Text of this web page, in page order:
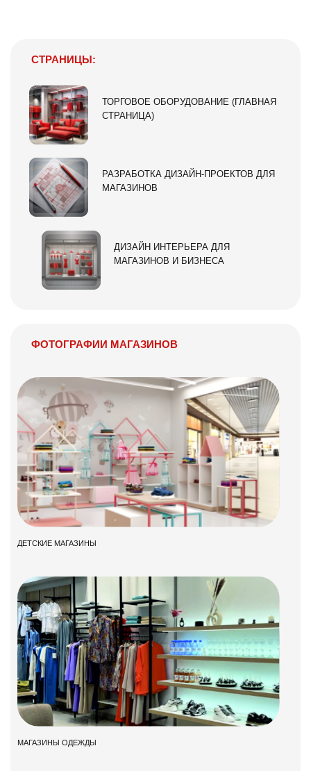
СТРАНИЦЫ:
ТОРГОВОЕ ОБОРУДОВАНИЕ (ГЛАВНАЯ
СТРАНИЦА)
РАЗРАБОТКА ДИЗАЙН-ПРОЕКТОВ ДЛЯ
МАГАЗИНОВ
ДИЗАЙН ИНТЕРЬЕРА ДЛЯ
МАГАЗИНОВ И БИЗНЕСА
ФОТОГРАФИИ МАГАЗИНОВ
ДЕТСКИЕ МАГАЗИНЫ
МАГАЗИНЫ ОДЕЖДЫ